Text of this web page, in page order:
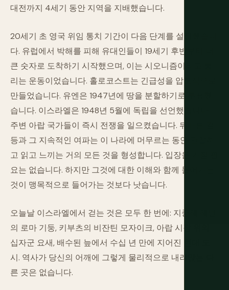
대전까지 4세기 동안 지역을 지배했습니다.
20세기 초 영국 위임 통치 기간이 다음 단계를 설정했습니
다. 유럽에서 박해를 피해 유대인들이 19세기 후반부터 더
큰 숫자로 도착하기 시작했으며, 이는 시오니즘이라고 불
리는 운동이었습니다. 홀로코스트는 긴급성을 압도적으로
만들었습니다. 유엔은 1947년에 땅을 분할하기로 투표했
습니다. 이스라엘은 1948년 5월에 독립을 선언했습니다.
주변 아랍 국가들이 즉시 전쟁을 일으켰습니다. 뒤따른 갈
등과 그 지속적인 여파는 이 나라에 머무르는 동안 관찰하
고 읽고 느끼는 거의 모든 것을 형성합니다. 입장을 가질 필
요는 없습니다. 하지만 그것에 대한 이해와 함께 들어가는
것이 맹목적으로 들어가는 것보다 낫습니다.
오늘날 이스라엘에서 걷는 것은 모두 한 번에: 지중해 해변
의 로마 기둥, 키부츠의 비잔틴 모자이크, 아랍 시장 위의
십자군 요새, 배수된 늪에서 수십 년 만에 지어진 현대 도
시. 역사가 당신의 어깨에 그렇게 물리적으로 내려앉는 다
른 곳은 없습니다.